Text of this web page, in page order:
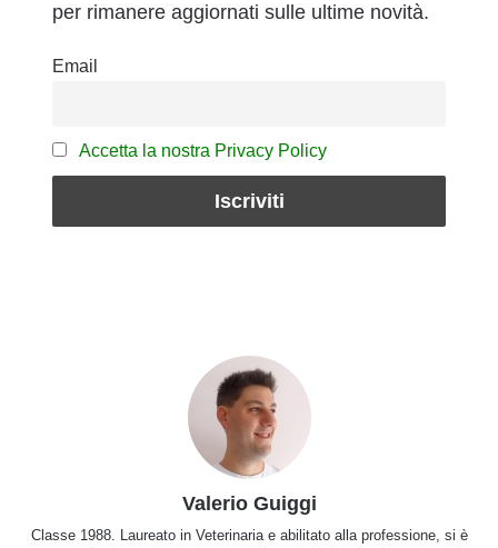
per rimanere aggiornati sulle ultime novità.
Email
Accetta la nostra Privacy Policy
Valerio Guiggi
Classe 1988. Laureato in Veterinaria e abilitato alla professione, si è